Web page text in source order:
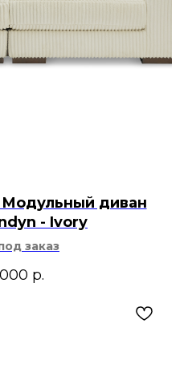
Модульный диван
- Ivory
заказ
р.